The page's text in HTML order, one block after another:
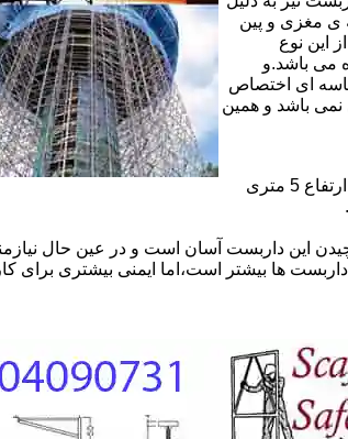
ی مغزی و پین
این نوع
می باشد.و
ای اختصاص
باشد و همین
در داربست های خرپا،صفحه ی اصلی کار روی نردبان های متحرک یا سه پایه قرار داده می شود.این داربست برای ارتفاع 5 متری
این داربست آسان است و در عین حال
ها بیشتر است،اما ایمنی بیشتری برای